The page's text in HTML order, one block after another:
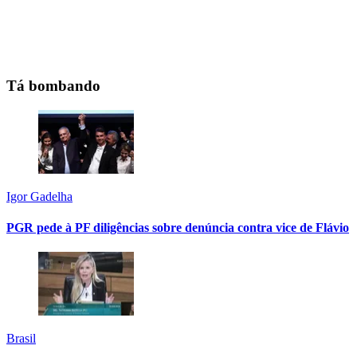
Tá bombando
Igor Gadelha
PGR pede à PF diligências sobre denúncia contra vice de Flávio
Brasil